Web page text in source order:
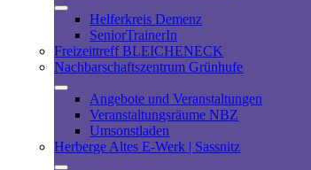
Helferkreis Demenz
SeniorTrainerIn
Freizeittreff BLEICHENECK
Nachbarschaftszentrum Grünhufe
Angebote und Veranstaltungen
Veranstaltungsräume NBZ
Umsonstladen
Herberge Altes E-Werk | Sassnitz